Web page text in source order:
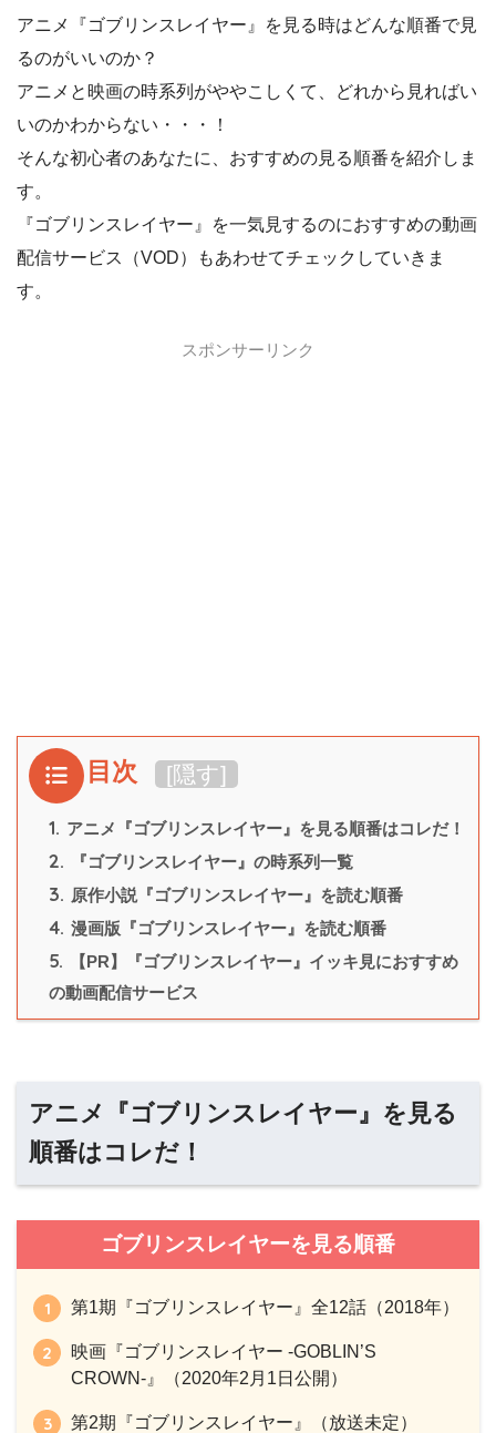
アニメ『ゴブリンスレイヤー』を見る時はどんな順番で見
るのがいいのか？
アニメと映画の時系列がややこしくて、どれから見ればい
いのかわからない・・・！
そんな初心者のあなたに、おすすめの見る順番を紹介しま
す。
『ゴブリンスレイヤー』を一気見するのにおすすめの動画
配信サービス（VOD）もあわせてチェックしていきま
す。
スポンサーリンク
目次 [隠す]
1. アニメ『ゴブリンスレイヤー』を見る順番はコレだ！
2. 『ゴブリンスレイヤー』の時系列一覧
3. 原作小説『ゴブリンスレイヤー』を読む順番
4. 漫画版『ゴブリンスレイヤー』を読む順番
5.
【PR】『ゴブリンスレイヤー』イッキ見におすすめ
の動画配信サービス
アニメ『ゴブリンスレイヤー』を見る
順番はコレだ！
ゴブリンスレイヤーを見る順番
第1期『ゴブリンスレイヤー』全12話（2018年）
映画『ゴブリンスレイヤー -GOBLIN’S
CROWN-』（2020年2月1日公開）
第2期『ゴブリンスレイヤー』（放送未定）